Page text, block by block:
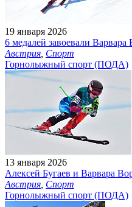
19 января 2026
6 медалей завоевали
Австрия Спорт
Горнолыжный спорт (ПОДА)
13 января 2026
Алексей Бугаев и Варвара
Австрия Спорт
Горнолыжный спорт (ПОДА)